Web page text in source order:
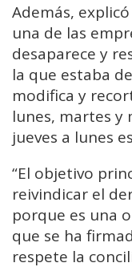
Además,
una de las
desaparece y
la que estaba
modifica y
lunes, martes y
jueves a lunes
“El objetivo
reivindicar el
porque es una
que se ha
respete la